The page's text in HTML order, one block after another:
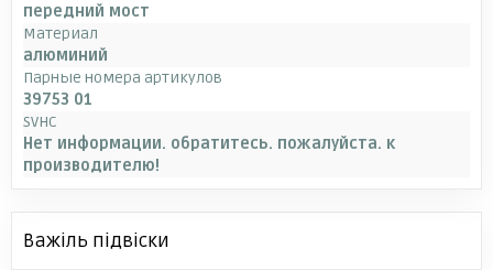
передний мост
Материал
алюминий
Парные номера артикулов
39753 01
SVHC
Нет информации. обратитесь. пожалуйста. к
производителю!
Важіль підвіски